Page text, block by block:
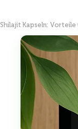
Shilajit Kapseln: Vorteile